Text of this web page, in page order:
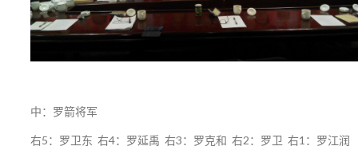
中：罗箭将军
右5：罗卫东 右4：罗延禹 右3：罗克和 右2：罗卫 右1：罗江润